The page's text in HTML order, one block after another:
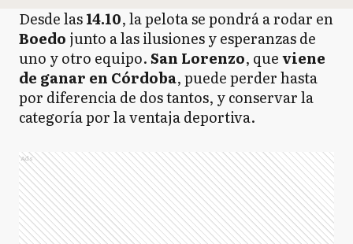
Desde las14.10, la pelota se pondrá a rodar en
Boedo junto a las ilusiones y esperanzas de
uno y otro equipo.San Lorenzo, queviene
de ganar en Córdoba, puede perder hasta
por diferencia de dos tantos, y conservar la
categoría por la ventaja deportiva.
Ads